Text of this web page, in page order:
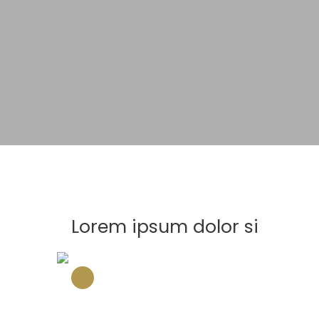
Lorem ipsum dolor si